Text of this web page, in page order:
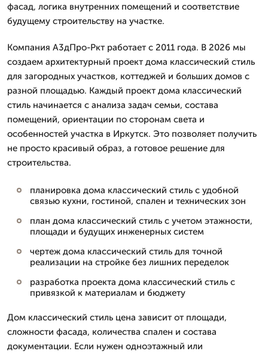
фасад, логика внутренних помещений и соответствие
будущему строительству на участке.
Компания А3дПро-Ркт работает с 2011 года. В 2026 мы
создаем архитектурный проект дома классический стиль
для загородных участков, коттеджей и больших домов с
разной площадью. Каждый проект дома классический
стиль начинается с анализа задач семьи, состава
помещений, ориентации по сторонам света и
особенностей участка в Иркутск. Это позволяет получить
не просто красивый образ, а готовое решение для
строительства.
планировка дома классический стиль с удобной
связью кухни, гостиной, спален и технических зон
план дома классический стиль с учетом этажности,
площади и будущих инженерных систем
чертеж дома классический стиль для точной
реализации на стройке без лишних переделок
разработка проекта дома классический стиль с
привязкой к материалам и бюджету
Дом классический стиль цена зависит от площади,
сложности фасада, количества спален и состава
документации. Если нужен одноэтажный или